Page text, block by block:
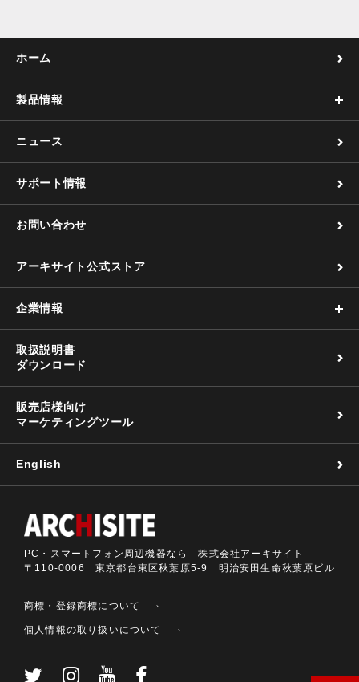
ホーム
製品情報
ニュース
サポート情報
お問い合わせ
アーキサイト公式ストア
企業情報
取扱説明書
ダウンロード
販売店様向け
マーケティングツール
English
PC・スマートフォン周辺機器なら 株式会社アーキサイト
〒110-0006 東京都台東区秋葉原5-9 明治安田生命秋葉原ビル
商標・登録商標について
個人情報の取り扱いについて